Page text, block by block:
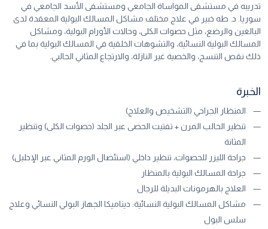
تدريبه في مستشفى المواساة الجامعي ومستشفى الأسد الجامعي في
سوريا. د. طه خبير في علاج مختلف مشاكل المسالك البولية المعقدة لدى
البالغين والرضع، مثل حصوات الكلى، وحالات الأورام البولية، ومشاكل
المسالك البولية النسائية، والتشوهات الخلقية في المسالك البولية بما في
ذلك نقص التنسج، والخصية غير النازلة، والارتجاع المثاني الحالبي
الخبرة
المنظار الجراحي (التشخيص والعلاج)
تنظير الحالب المرن + تفتيت الحصى عبر الجلد (حصوات الكلى) وتنظير
المثانة
جراحة الليزر للحصوات، تنظير داخلي (استئصال الورم المثاني عبر الإحليل)
جراحة المسالك البولية بالمنظار
العلاج بالهرمونات البديلة للرجال
مشاكل المسالك البولية النسائية: ديناميكا الجهاز البولي النسائي وعلاج
سلس البول